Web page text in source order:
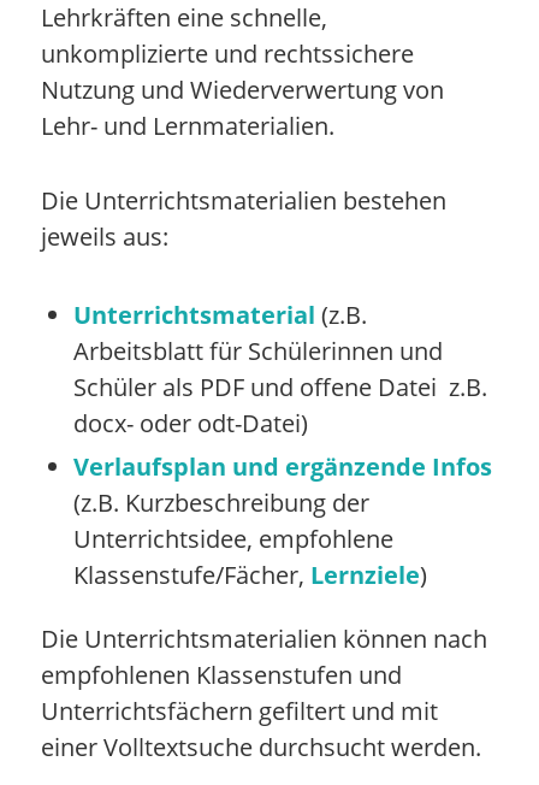
Lehrkräften eine schnelle,
unkomplizierte und rechtssichere
Nutzung und Wiederverwertung von
Lehr- und Lernmaterialien.
Die Unterrichtsmaterialien bestehen
jeweils aus:
Unterrichtsmaterial (z.B.
Arbeitsblatt für Schülerinnen und
Schüler als PDF und offene Datei z.B.
docx- oder odt-Datei)
Verlaufsplan und ergänzende Infos
(z.B. Kurzbeschreibung der
Unterrichtsidee, empfohlene
Klassenstufe/Fächer, Lernziele)
Die Unterrichtsmaterialien können nach
empfohlenen Klassenstufen und
Unterrichtsfächern gefiltert und mit
einer Volltextsuche durchsucht werden.